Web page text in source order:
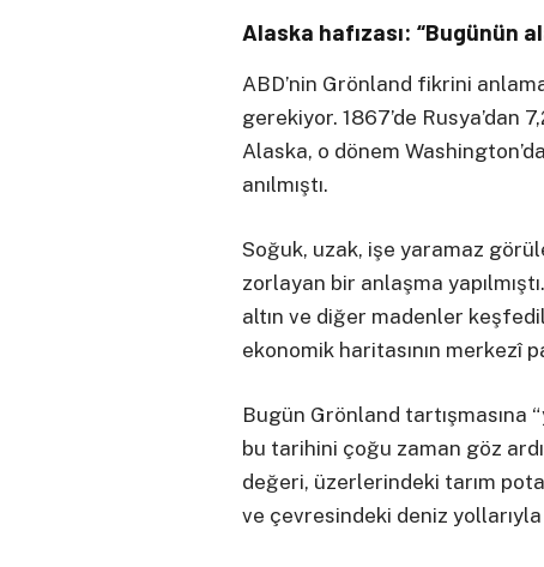
Alaska hafızası: “Bugünün
ABD’nin Grönland fikrini
gerekiyor. 1867’de Rusya’dan
Alaska, o dönem Washington’da
anılmıştı.
Soğuk, uzak, işe yaramaz
zorlayan bir anlaşma
altın ve diğer madenler
ekonomik haritasının merkezî
Bugün Grönland tartışmasına
bu tarihini çoğu zaman göz
değeri, üzerlerindeki tarım
ve çevresindeki deniz